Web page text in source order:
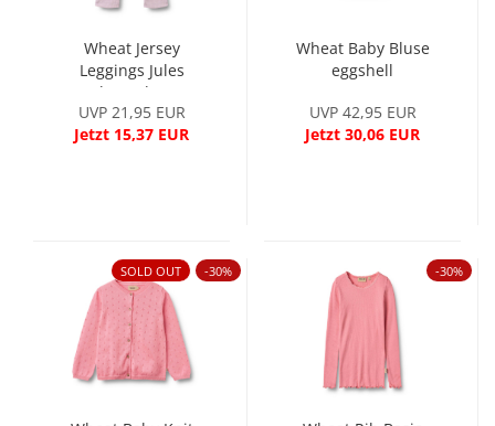
Wheat Jersey
Leggings Jules
lavender
UVP 21,95 EUR
Jetzt 15,37 EUR
Wheat Baby Bluse
eggshell
UVP 42,95 EUR
Jetzt 30,06 EUR
SOLD OUT -30% -30%